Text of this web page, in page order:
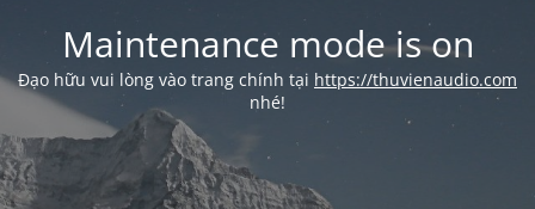
Maintenance mode is on
Đạo hữu vui lòng vào trang chính tại https://thuvienaudio.com
nhé!